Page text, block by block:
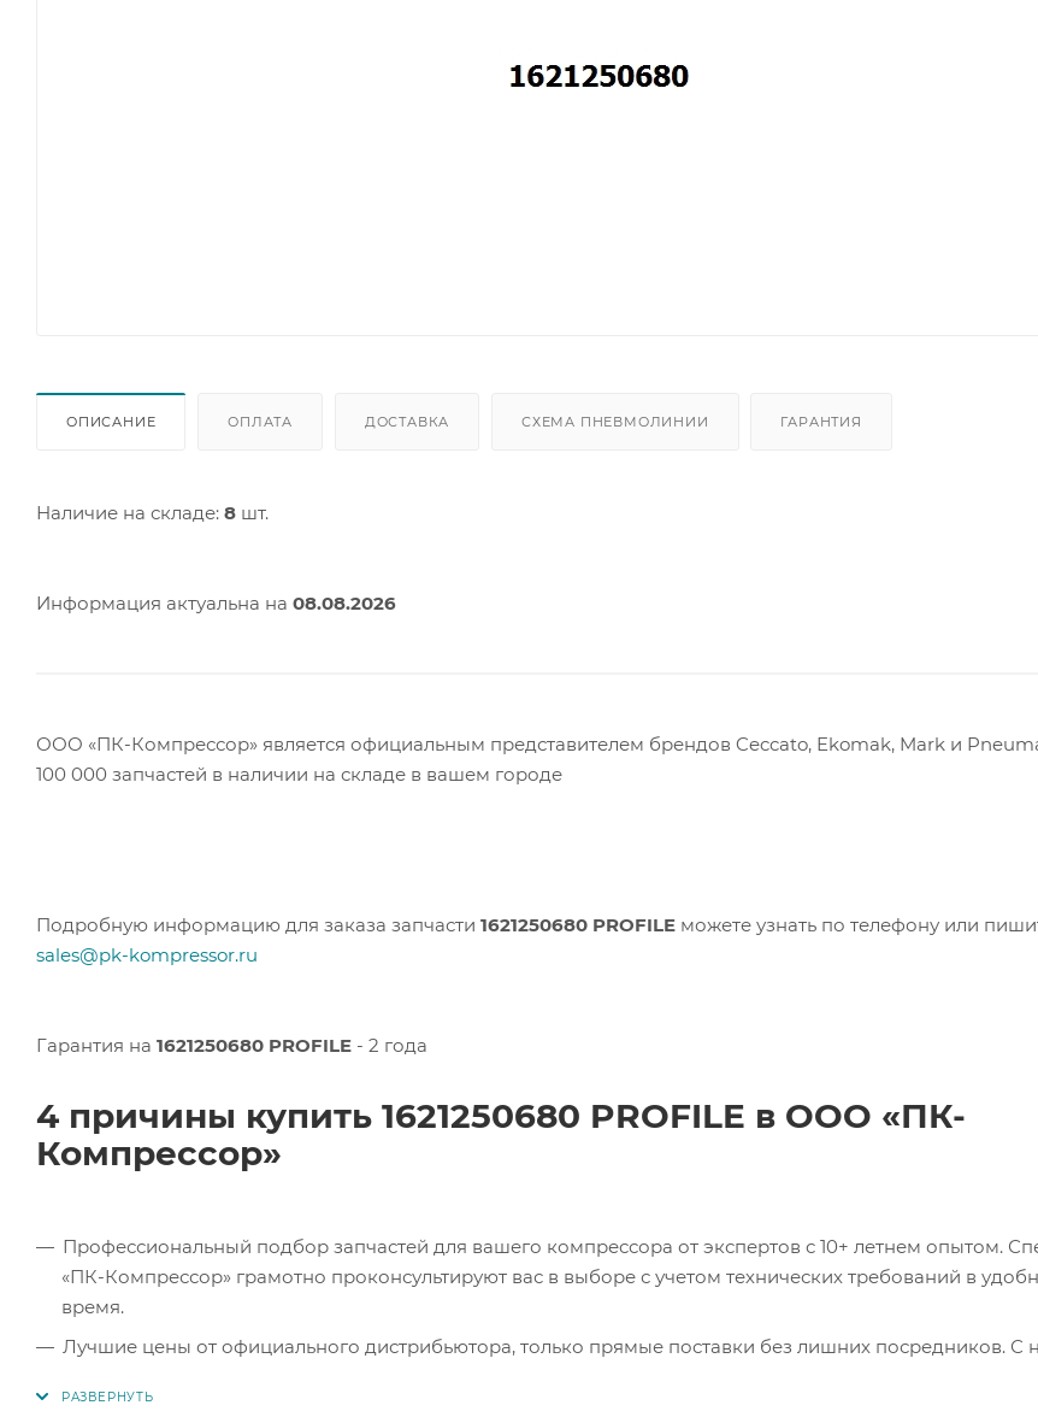
ОПИСАНИЕ ОПЛАТА ДОСТАВКА СХЕМА ПНЕВМОЛИНИИ ГАРАНТИЯ
Наличие на складе: 8 шт.
Информация актуальна на 08.08.2026
ООО «ПК-Компрессор» является официальным представителем брендов Ceccato, Ekomak, Mark и
100 000 запчастей в наличии на складе в вашем городе
Подробную информацию для заказа запчасти 1621250680 PROFILE можете узнать по телефону или
sales@pk-kompressor.ru
Гарантия на 1621250680 PROFILE - 2 года
4 причины купить 1621250680 PROFILE в ООО «ПК-
Компрессор»
Профессиональный подбор запчастей для вашего компрессора от экспертов с 10+ летнем опытом.
«ПК-Компрессор» грамотно проконсультируют вас в выборе с учетом технических требований в
время.
Лучшие цены от официального дистрибьютора, только прямые поставки без лишних посредников. С